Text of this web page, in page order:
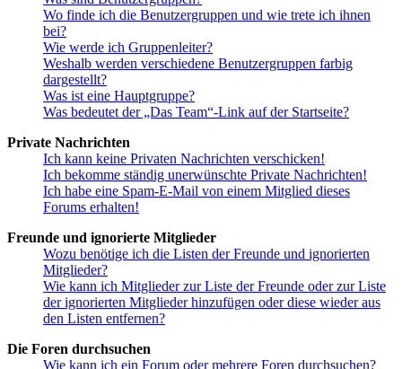
Wo finde ich die Benutzergruppen und wie trete ich ihnen
bei?
Wie werde ich Gruppenleiter?
Weshalb werden verschiedene Benutzergruppen farbig
dargestellt?
Was ist eine Hauptgruppe?
Was bedeutet der „Das Team“-Link auf der Startseite?
Private Nachrichten
Ich kann keine Privaten Nachrichten verschicken!
Ich bekomme ständig unerwünschte Private Nachrichten!
Ich habe eine Spam-E-Mail von einem Mitglied dieses
Forums erhalten!
Freunde und ignorierte Mitglieder
Wozu benötige ich die Listen der Freunde und ignorierten
Mitglieder?
Wie kann ich Mitglieder zur Liste der Freunde oder zur Liste
der ignorierten Mitglieder hinzufügen oder diese wieder aus
den Listen entfernen?
Die Foren durchsuchen
Wie kann ich ein Forum oder mehrere Foren durchsuchen?